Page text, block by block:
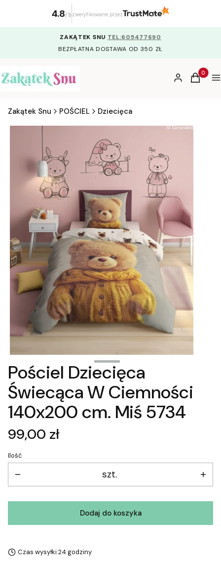
ZAKĄTEK SNU TEL:605477690
BEZPŁATNA DOSTAWA OD 350 ZŁ
Zaloguj sięKoszyk
Zakątek Snu POŚCIEL Dziecięca
Pościel Dziecięca
Świecąca W Ciemności
140x200 cm. Miś 5734
Cena
99,00 zł
Ilość
szt.
Dodaj do koszyka
Czas wysyłki:24 godziny
4.8/ 5 zweryfikowane przez